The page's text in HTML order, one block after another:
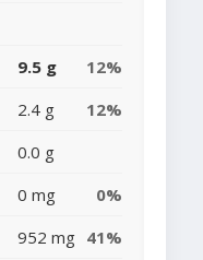
9.5 g
12%
2.4 g
12%
0.0 g
0 mg
0%
952 mg 41%